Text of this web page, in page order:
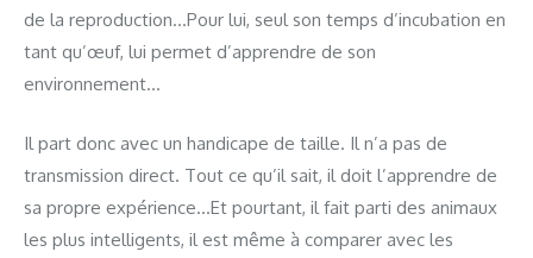
de la reproduction…Pour lui, seul son temps d’incubation en
tant qu’œuf, lui permet d’apprendre de son
environnement…
Il part donc avec un handicape de taille. Il n’a pas de
transmission direct. Tout ce qu’il sait, il doit l’apprendre de
sa propre expérience…Et pourtant, il fait parti des animaux
les plus intelligents, il est même à comparer avec les